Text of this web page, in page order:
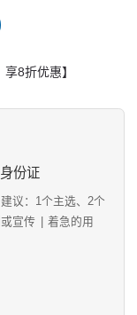
8折优惠】
份证
议：1个主选、2个
宣传
着急的用